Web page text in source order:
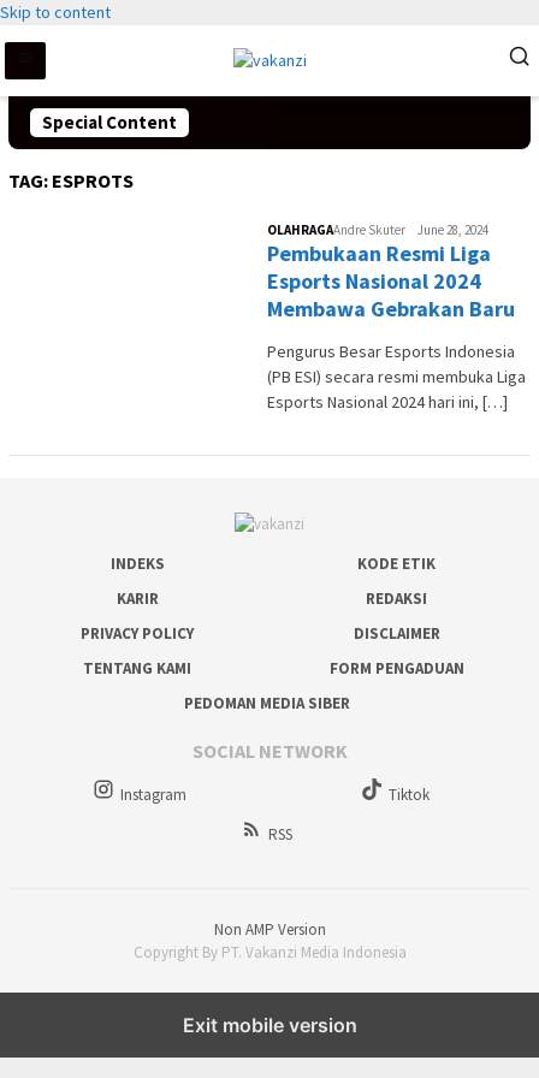
Skip to content
Special Content
TAG: ESPROTS
OLAHRAGAAndre Skuter June 28, 2024
Pembukaan Resmi Liga
Esports Nasional 2024
Membawa Gebrakan Baru
Pengurus Besar Esports Indonesia
(PB ESI) secara resmi membuka Liga
Esports Nasional 2024 hari ini, […]
INDEKS
KODE ETIK
KARIR
REDAKSI
PRIVACY POLICY
DISCLAIMER
TENTANG KAMI
FORM PENGADUAN
PEDOMAN MEDIA SIBER
SOCIAL NETWORK
Instagram
Tiktok
RSS
Non AMP Version
Copyright By PT. Vakanzi Media Indonesia
Exit mobile version